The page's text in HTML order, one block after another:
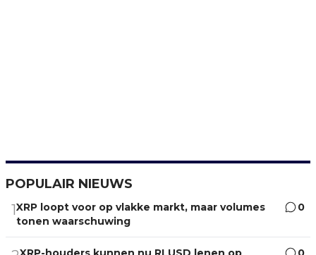
POPULAIR NIEUWS
1XRP loopt voor op vlakke markt, maar volumes
tonen waarschuwing
0